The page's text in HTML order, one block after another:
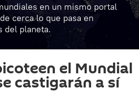
en un mismo portal
cerca lo que pasa en
del planeta.
el Mundial
castigarán a sí